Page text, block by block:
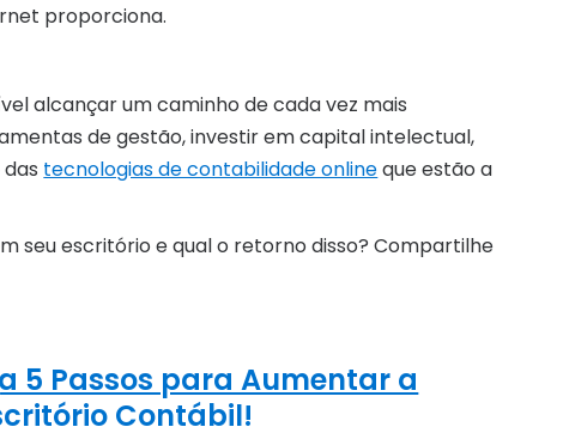
proporciona.
alcançar um caminho de cada vez mais
de gestão, investir em capital intelectual,
tecnologias de contabilidade onlineque estão a
seu escritório e qual o retorno disso? Compartilhe
5 Passos para Aumentar a
Contábil!